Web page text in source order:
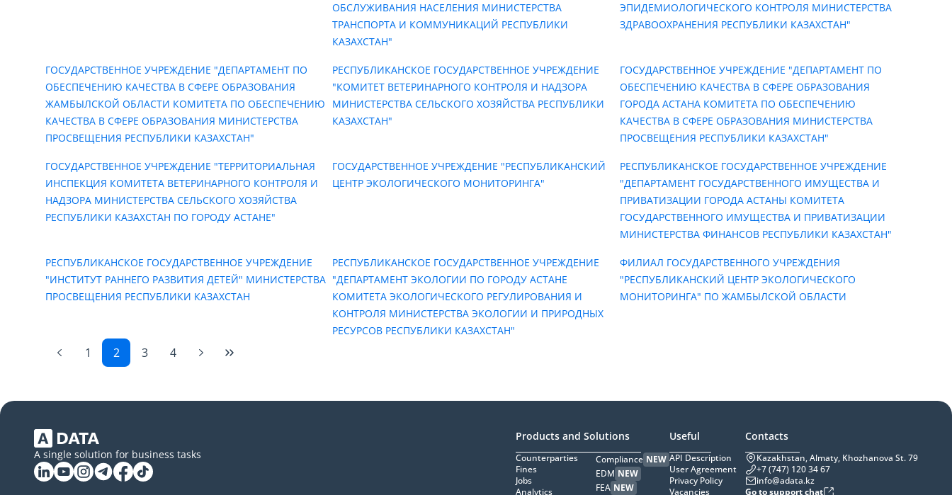
ОБСЛУЖИВАНИЯ НАСЕЛЕНИЯ МИНИСТЕРСТВА
ТРАНСПОРТА И КОММУНИКАЦИЙ РЕСПУБЛИКИ
КАЗАХСТАН"
ЭПИДЕМИОЛОГИЧЕСКОГО КОНТРОЛЯ МИНИСТЕРСТВА
ЗДРАВООХРАНЕНИЯ РЕСПУБЛИКИ КАЗАХСТАН"
ГОСУДАРСТВЕННОЕ УЧРЕЖДЕНИЕ "ДЕПАРТАМЕНТ ПО
ОБЕСПЕЧЕНИЮ КАЧЕСТВА В СФЕРЕ ОБРАЗОВАНИЯ
ЖАМБЫЛСКОЙ ОБЛАСТИ КОМИТЕТА ПО ОБЕСПЕЧЕНИЮ
КАЧЕСТВА В СФЕРЕ ОБРАЗОВАНИЯ МИНИСТЕРСТВА
ПРОСВЕЩЕНИЯ РЕСПУБЛИКИ КАЗАХСТАН"
РЕСПУБЛИКАНСКОЕ ГОСУДАРСТВЕННОЕ УЧРЕЖДЕНИЕ
"КОМИТЕТ ВЕТЕРИНАРНОГО КОНТРОЛЯ И НАДЗОРА
МИНИСТЕРСТВА СЕЛЬСКОГО ХОЗЯЙСТВА РЕСПУБЛИКИ
КАЗАХСТАН"
ГОСУДАРСТВЕННОЕ УЧРЕЖДЕНИЕ "ДЕПАРТАМЕНТ ПО
ОБЕСПЕЧЕНИЮ КАЧЕСТВА В СФЕРЕ ОБРАЗОВАНИЯ
ГОРОДА АСТАНА КОМИТЕТА ПО ОБЕСПЕЧЕНИЮ
КАЧЕСТВА В СФЕРЕ ОБРАЗОВАНИЯ МИНИСТЕРСТВА
ПРОСВЕЩЕНИЯ РЕСПУБЛИКИ КАЗАХСТАН"
ГОСУДАРСТВЕННОЕ УЧРЕЖДЕНИЕ "ТЕРРИТОРИАЛЬНАЯ
ИНСПЕКЦИЯ КОМИТЕТА ВЕТЕРИНАРНОГО КОНТРОЛЯ И
НАДЗОРА МИНИСТЕРСТВА СЕЛЬСКОГО ХОЗЯЙСТВА
РЕСПУБЛИКИ КАЗАХСТАН ПО ГОРОДУ АСТАНЕ"
ГОСУДАРСТВЕННОЕ УЧРЕЖДЕНИЕ "РЕСПУБЛИКАНСКИЙ
ЦЕНТР ЭКОЛОГИЧЕСКОГО МОНИТОРИНГА"
РЕСПУБЛИКАНСКОЕ ГОСУДАРСТВЕННОЕ УЧРЕЖДЕНИЕ
"ДЕПАРТАМЕНТ ГОСУДАРСТВЕННОГО ИМУЩЕСТВА И
ПРИВАТИЗАЦИИ ГОРОДА АСТАНЫ КОМИТЕТА
ГОСУДАРСТВЕННОГО ИМУЩЕСТВА И ПРИВАТИЗАЦИИ
МИНИСТЕРСТВА ФИНАНСОВ РЕСПУБЛИКИ КАЗАХСТАН"
РЕСПУБЛИКАНСКОЕ ГОСУДАРСТВЕННОЕ УЧРЕЖДЕНИЕ
"ИНСТИТУТ РАННЕГО РАЗВИТИЯ ДЕТЕЙ" МИНИСТЕРСТВА
ПРОСВЕЩЕНИЯ РЕСПУБЛИКИ КАЗАХСТАН
РЕСПУБЛИКАНСКОЕ ГОСУДАРСТВЕННОЕ УЧРЕЖДЕНИЕ
"ДЕПАРТАМЕНТ ЭКОЛОГИИ ПО ГОРОДУ АСТАНЕ
КОМИТЕТА ЭКОЛОГИЧЕСКОГО РЕГУЛИРОВАНИЯ И
КОНТРОЛЯ МИНИСТЕРСТВА ЭКОЛОГИИ И ПРИРОДНЫХ
РЕСУРСОВ РЕСПУБЛИКИ КАЗАХСТАН"
ФИЛИАЛ ГОСУДАРСТВЕННОГО УЧРЕЖДЕНИЯ
"РЕСПУБЛИКАНСКИЙ ЦЕНТР ЭКОЛОГИЧЕСКОГО
МОНИТОРИНГА" ПО ЖАМБЫЛСКОЙ ОБЛАСТИ
1 2 3 4
A single solution for business tasks
Linkedin
YouTube
Instagram
Telegram
Facebook
Tiktok
Products and Solutions
Counterparties
Fines
Jobs
Analytics
Compliance NEW
EDM NEW
FEA NEW
Useful
API Description
User Agreement
Privacy Policy
Vacancies
Contacts
Kazakhstan, Almaty, Khozhanova St. 79
+7 (747) 120 34 67
info@adata.kz
Go to support chat